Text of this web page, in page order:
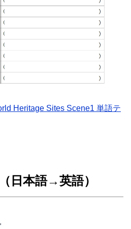
Heritage Sites Scene1 単語テ
日本語→英語）